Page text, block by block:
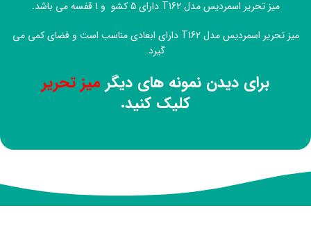
میز تحریر اسمردیس مدل T162 دارای 5 کشو و 1 قفسه می باشد.
میز تحریر اسمردیس مدل T162 دارای ابعادی مناسب است و فضای کمی می
گیرد.
برای دیدن نمونه های دیگر میز تحریر
کلیک کنید.